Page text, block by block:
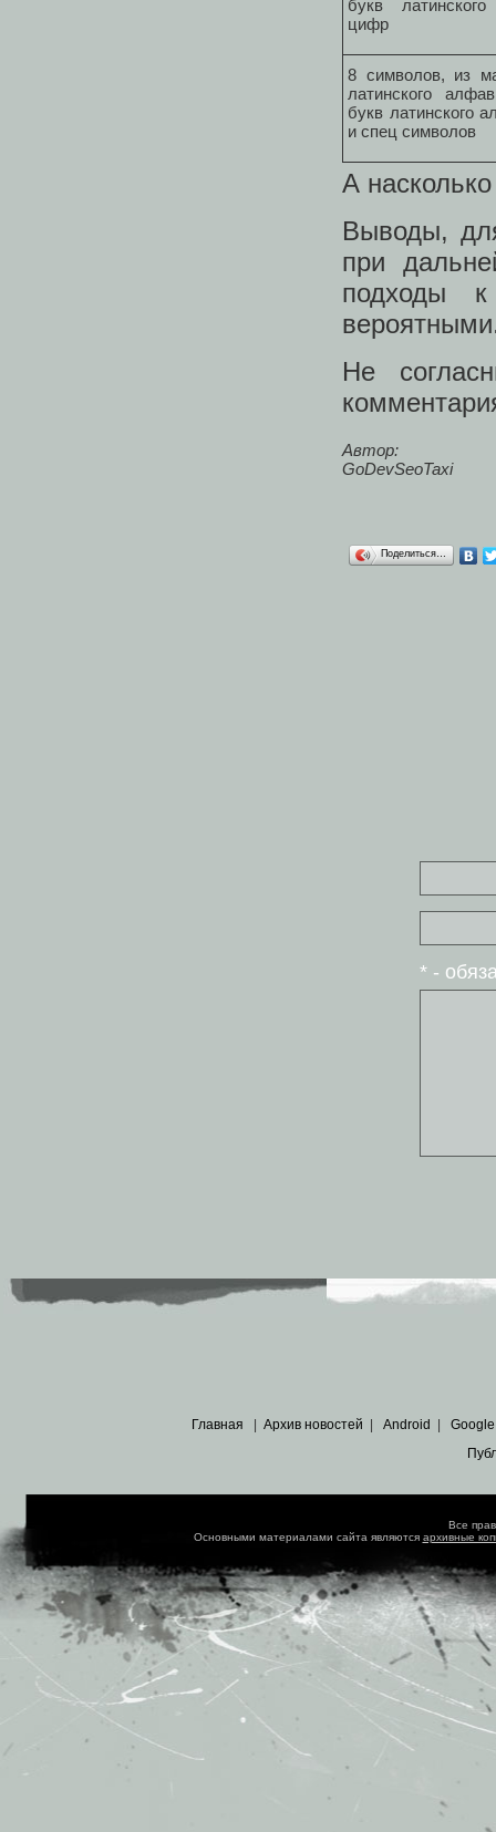
букв
цифр
8 символов, из
латинского
букв латинского
и спец символов
А
Выводы,
при
подходы
Не
Автор:
GoDevSeoTaxi
Поделиться…
* -
Главная | Архив новостей | Android | Google
Все
Основными материалами сайта являются архивные